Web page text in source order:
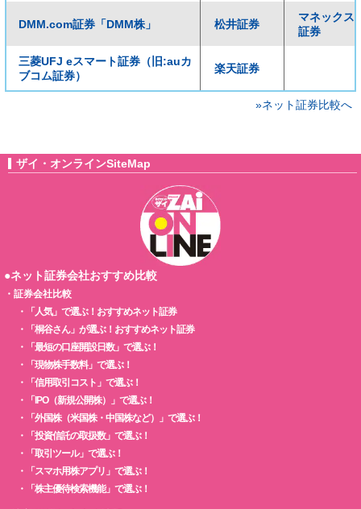
DMM.com証券「DMM株」 松井証券
マネックス
証券
三菱UFJ eスマート証券（旧:auカ
ブコム証券）
楽天証券
»ネット証券比較へ
ザイ・オンラインSiteMap
●ネット証券会社おすすめ比較
・ 証券会社比較
・
「人気」で選ぶ！おすすめネット証券
・
「桐谷さん」が選ぶ！おすすめネット証券
・
「最短の口座開設日数」で選ぶ！
・
「現物株手数料」で選ぶ！
・
「信用取引コスト」で選ぶ！
・
「IPO（新規公開株）」で選ぶ！
・
「外国株（米国株・中国株など）」で選ぶ！
・
「投資信託の取扱数」で選ぶ！
・
「取引ツール」で選ぶ！
・
「スマホ用株アプリ」で選ぶ！
・
「株主優待検索機能」で選ぶ！